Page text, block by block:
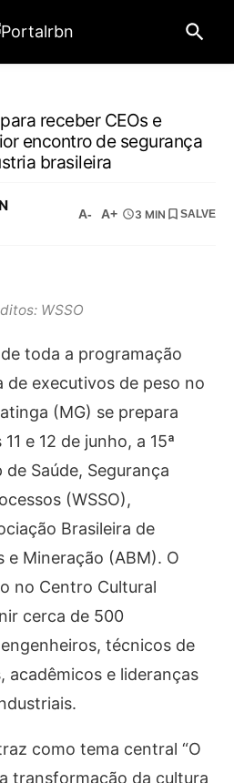
receber CEOs e
encontro de segurança
brasileira
A- A+ 3 MIN SALVE
WSSO
toda a programação
de executivos de peso no
(MG) se prepara
e 12 de junho, a 15ª
Saúde, Segurança
(WSSO),
Brasileira de
e Mineração (ABM). O
no Centro Cultural
cerca de 500
técnicos de
acadêmicos e lideranças
como tema central “O
transformação da cultura